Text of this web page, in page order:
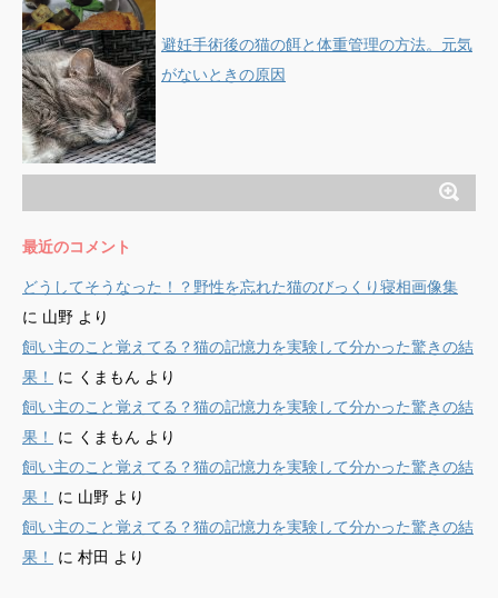
避妊手術後の猫の餌と体重管理の方法。元気
がないときの原因
最近のコメント
どうしてそうなった！？野性を忘れた猫のびっくり寝相画像集
に 山野 より
飼い主のこと覚えてる？猫の記憶力を実験して分かった驚きの結
果！
に くまもん より
飼い主のこと覚えてる？猫の記憶力を実験して分かった驚きの結
果！
に くまもん より
飼い主のこと覚えてる？猫の記憶力を実験して分かった驚きの結
果！
に 山野 より
飼い主のこと覚えてる？猫の記憶力を実験して分かった驚きの結
果！
に 村田 より